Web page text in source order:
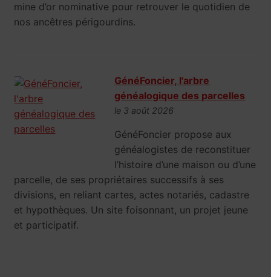
mine d’or nominative pour retrouver le quotidien de
nos ancêtres périgourdins.
GénéFoncier, l'arbre
généalogique des parcelles
le 3 août 2026
GénéFoncier propose aux
généalogistes de reconstituer
l’histoire d’une maison ou d’une
parcelle, de ses propriétaires successifs à ses
divisions, en reliant cartes, actes notariés, cadastre
et hypothèques. Un site foisonnant, un projet jeune
et participatif.